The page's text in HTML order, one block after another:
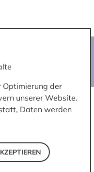
Optimierung der
unserer Website.
Daten werden